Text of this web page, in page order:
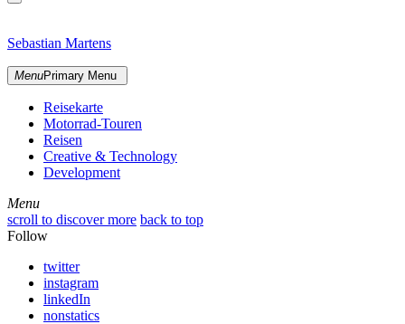
close
content
Sebastian Martens
MenuPrimary Menu
Reisekarte
Motorrad-Touren
Reisen
Creative & Technology
Development
Menu
Menu
scroll to discover more back to top
Follow
twitter
instagram
linkedIn
nonstatics